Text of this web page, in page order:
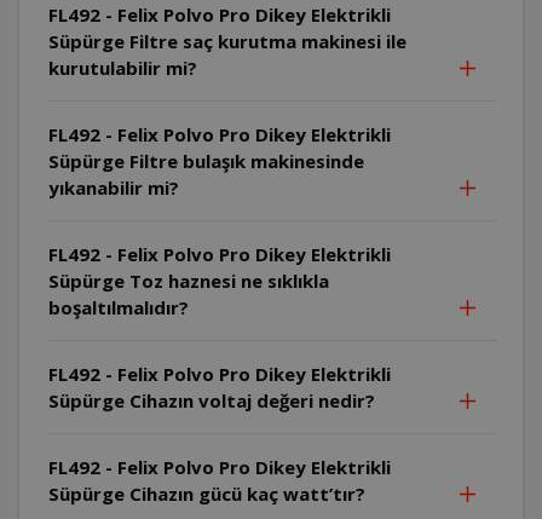
FL492 - Felix Polvo Pro Dikey Elektrikli
Süpürge Filtre saç kurutma makinesi ile
kurutulabilir mi?
FL492 - Felix Polvo Pro Dikey Elektrikli
Süpürge Filtre bulaşık makinesinde
yıkanabilir mi?
FL492 - Felix Polvo Pro Dikey Elektrikli
Süpürge Toz haznesi ne sıklıkla
boşaltılmalıdır?
FL492 - Felix Polvo Pro Dikey Elektrikli
Süpürge Cihazın voltaj değeri nedir?
FL492 - Felix Polvo Pro Dikey Elektrikli
Süpürge Cihazın gücü kaç watt’tır?